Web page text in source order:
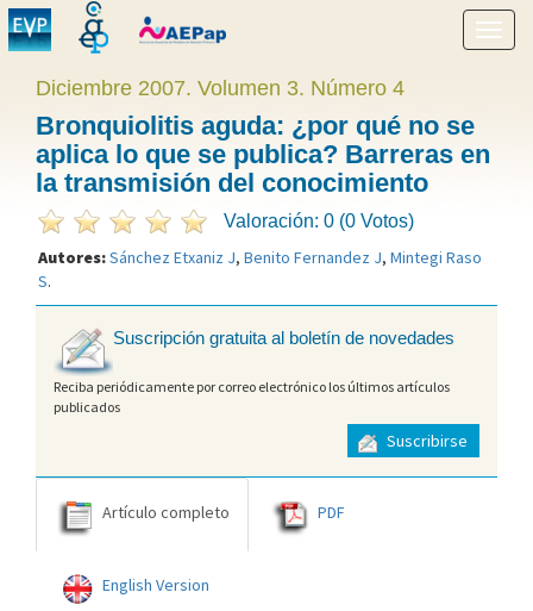
menú
Diciembre 2007. Volumen 3. Número 4
Bronquiolitis aguda: ¿por qué no se
aplica lo que se publica? Barreras en
la transmisión del conocimiento
Valoración: 0 (0 Votos)
Autores:Sánchez Etxaniz J, Benito Fernandez J, Mintegi Raso
S.
Suscripción gratuita al boletín de novedades
Reciba periódicamente por correo electrónico los últimos artículos
publicados
Suscribirse
Artículo completo PDF
English Version